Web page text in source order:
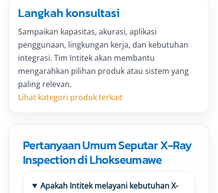
Langkah konsultasi
Sampaikan kapasitas, akurasi, aplikasi
penggunaan, lingkungan kerja, dan kebutuhan
integrasi. Tim Intitek akan membantu
mengarahkan pilihan produk atau sistem yang
paling relevan.
Lihat kategori produk terkait
Pertanyaan Umum Seputar X-Ray
Inspection di Lhokseumawe
Apakah Intitek melayani kebutuhan X-